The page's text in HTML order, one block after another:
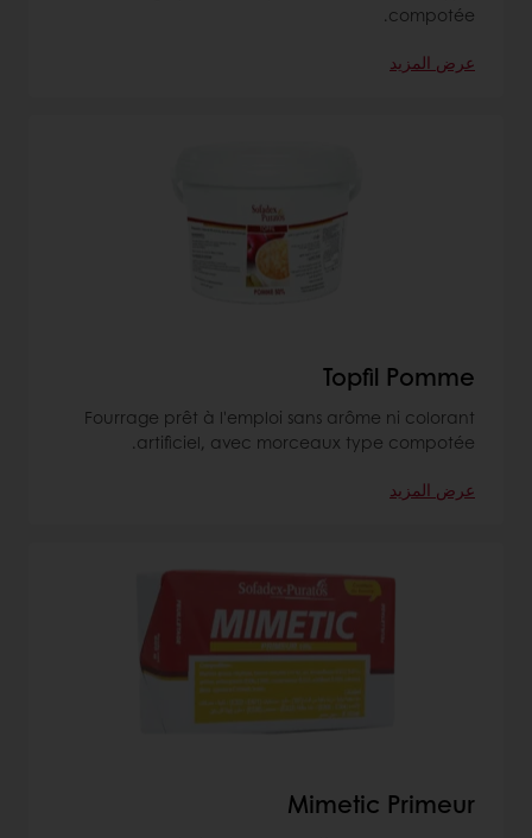
compotée.
عرض المزيد
Topfil Pomme
Fourrage prêt à l'emploi sans arôme ni colorant
artificiel, avec morceaux type compotée.
عرض المزيد
Mimetic Primeur